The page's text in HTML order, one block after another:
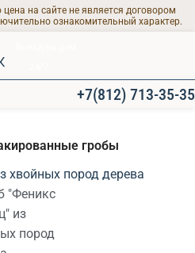
на сайте не является договором
ознакомительный характер.
+7(812) 713-35-35
гробы